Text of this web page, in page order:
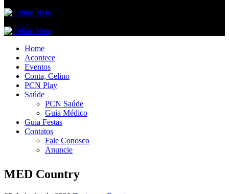
Home
Acontece
Eventos
Conta, Celino
PCN Play
Saúde
PCN Saúde
Guia Médico
Guia Festas
Contatos
Fale Conosco
Anuncie
MED Country